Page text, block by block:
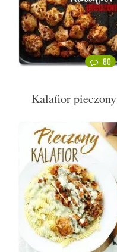
80
Kalafior pieczony